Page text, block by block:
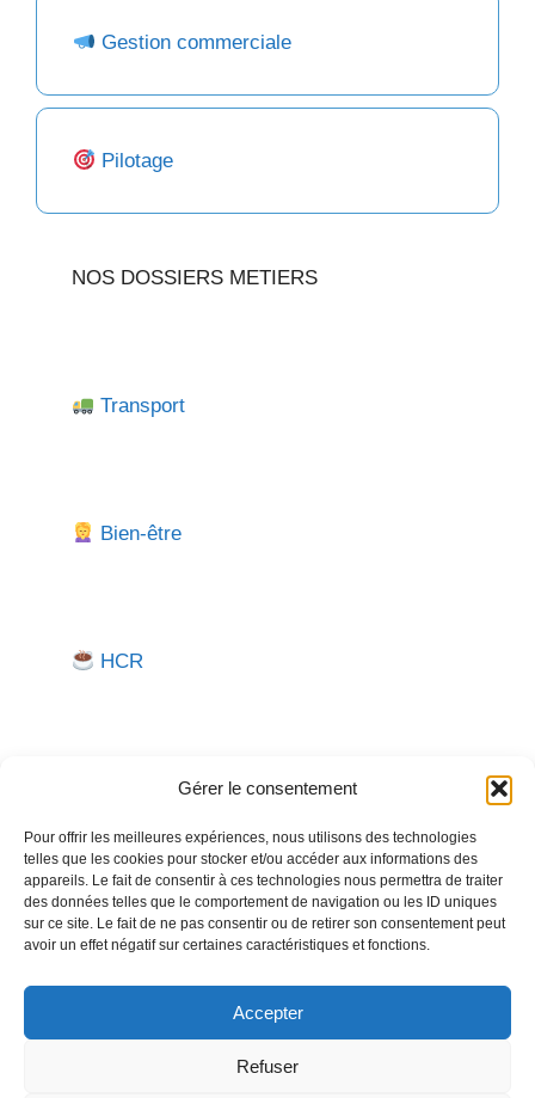
Gérer le consentement
Pour offrir les meilleures expériences, nous utilisons des technologies
telles que les cookies pour stocker et/ou accéder aux informations des
appareils. Le fait de consentir à ces technologies nous permettra de traiter
des données telles que le comportement de navigation ou les ID uniques
sur ce site. Le fait de ne pas consentir ou de retirer son consentement peut
avoir un effet négatif sur certaines caractéristiques et fonctions.
Accepter
Refuser
Gestion commerciale
Pilotage
NOS DOSSIERS METIERS
Transport
Bien-être
HCR
Besoin d'aide pour créer ou gérer votre entreprise ?
Un expert vous répond.
Nous contacter →